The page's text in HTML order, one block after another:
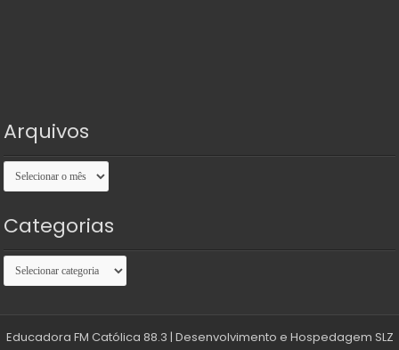
Arquivos
Arquivos
Categorias
Categorias
Educadora FM Católica 88.3 | Desenvolvimento e Hospedagem SLZ